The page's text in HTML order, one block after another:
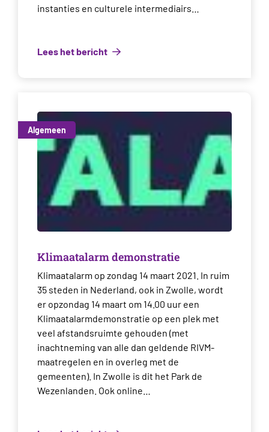
instanties en culturele intermediairs…
Lees het bericht
Algemeen
Klimaatalarm demonstratie
Klimaatalarm op zondag 14 maart 2021. In ruim
35 steden in Nederland, ook in Zwolle, wordt
er opzondag 14 maart om 14.00 uur een
Klimaatalarmdemonstratie op een plek met
veel afstandsruimte gehouden (met
inachtneming van alle dan geldende RIVM-
maatregelen en in overleg met de
gemeenten). In Zwolle is dit het Park de
Wezenlanden. Ook online…